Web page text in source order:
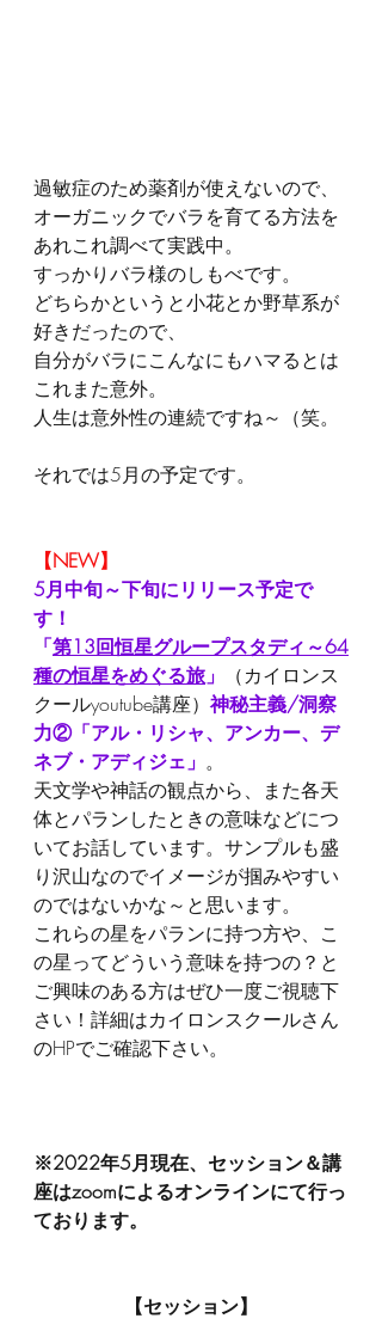
過敏症のため薬剤が使えないので、
オーガニックでバラを育てる方法を
あれこれ調べて実践中。
すっかりバラ様のしもべです。
どちらかというと小花とか野草系が
好きだったので、
自分がバラにこんなにもハマるとは
これまた意外。
人生は意外性の連続ですね～（笑。
それでは5月の予定です。
【NEW】
5月中旬～下旬にリリース予定で
す！
「第13回恒星グループスタディ～64
種の恒星をめぐる旅 」
（カイロンス
クールyoutube講座）神秘主義/洞察
力②「アル・リシャ、アンカー、デ
ネブ・アディジェ」 。
天文学や神話の観点から、また各天
体とパランしたときの意味などにつ
いてお話しています。サンプルも盛
り沢山なのでイメージが掴みやすい
のではないかな～と思います。
これらの星をパランに持つ方や、こ
の星ってどういう意味を持つの？と
ご興味のある方はぜひ一度ご視聴下
さい！詳細はカイロンスクールさん
のHPでご確認下さい。
※2022年5月現在、セッション＆講
座はzoomによるオンラインにて行っ
ております。
【セッション】